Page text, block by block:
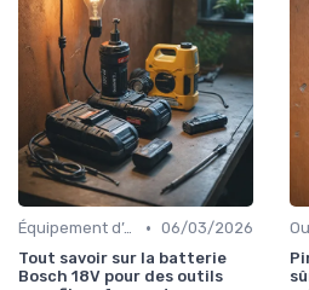
Équipement d’atelier • 06/03/2026
Tout savoir sur la batterie
Bosch 18V pour des outils